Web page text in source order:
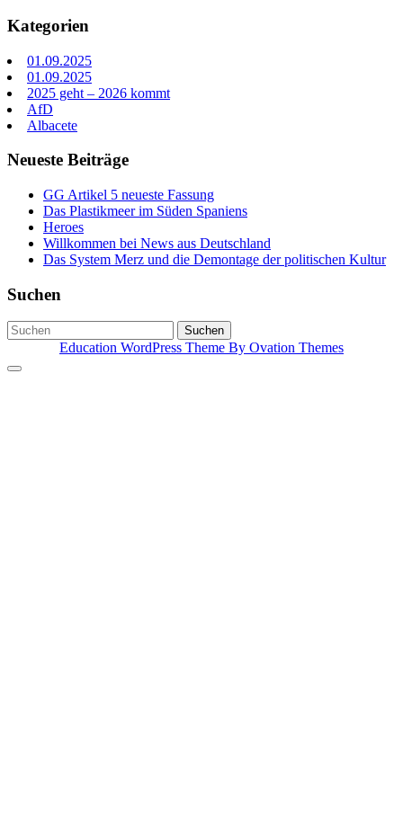
Kategorien
01.09.2025
01.09.2025
2025 geht – 2026 kommt
AfD
Albacete
Neueste Beiträge
GG Artikel 5 neueste Fassung
Das Plastikmeer im Süden Spaniens
Heroes
Willkommen bei News aus Deutschland
Das System Merz und die Demontage der politischen Kultur
Suchen
Suchen
Education WordPress Theme By Ovation Themes